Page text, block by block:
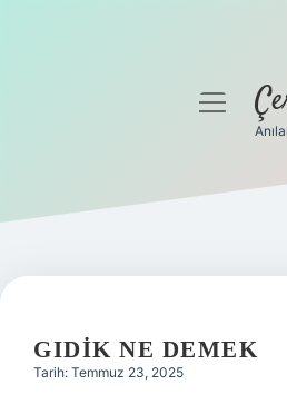
Gizlilik Politikası
Yasal Uyarı
menüyü
GIDIK NE DEMEK
Tarih: Temmuz 23, 2025